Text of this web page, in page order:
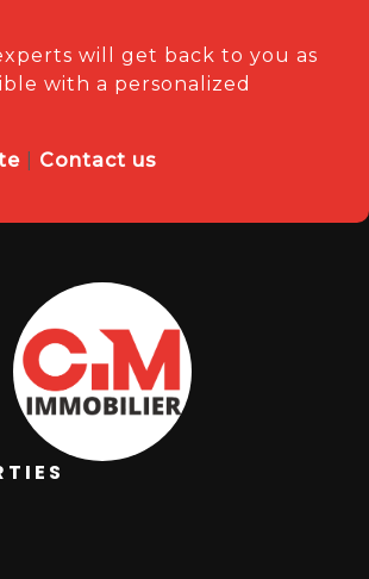
will get back to you as
with a personalized
Contact us